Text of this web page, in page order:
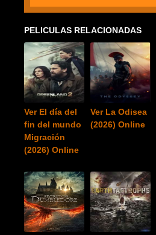
PELICULAS RELACIONADAS
Ver El día del
fin del mundo
Migración
(2026) Online
Ver La Odisea
(2026) Online